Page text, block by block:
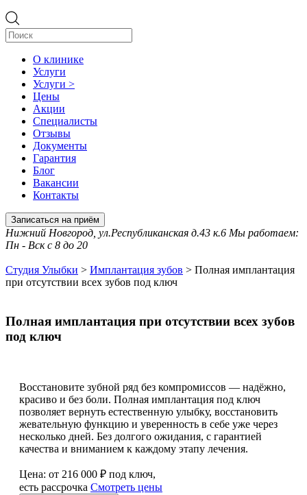
О клинике
Услуги
Услуги >
Цены
Акции
Специалисты
Отзывы
Документы
Гарантия
Блог
Вакансии
Контакты
Записаться на приём
Нижний Новгород, ул.Республиканская д.43 к.6 Мы работаем:
Пн - Вск с 8 до 20
Студия Улыбки > Имплантация зубов > Полная имплантация
при отсутствии всех зубов под ключ
Полная имплантация при отсутствии всех зубов
под ключ
Восстановите зубной ряд без компромиссов — надёжно,
красиво и без боли. Полная имплантация под ключ
позволяет вернуть естественную улыбку, восстановить
жевательную функцию и уверенность в себе уже через
несколько дней. Без долгого ожидания, с гарантией
качества и вниманием к каждому этапу лечения.
Цена: от 216 000 ₽ под ключ,
есть рассрочка Смотреть цены